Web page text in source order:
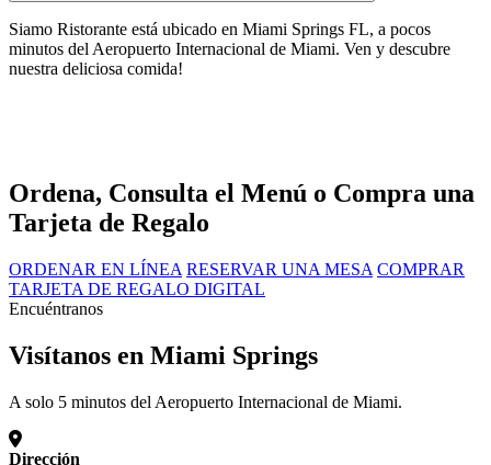
Siamo Ristorante está ubicado en Miami Springs FL, a pocos
minutos del Aeropuerto Internacional de Miami. Ven y descubre
nuestra deliciosa comida!
Ordena, Consulta el Menú o Compra una
Tarjeta de Regalo
ORDENAR EN LÍNEA RESERVAR UNA MESA COMPRAR
TARJETA DE REGALO DIGITAL
Encuéntranos
Visítanos en Miami Springs
A solo 5 minutos del Aeropuerto Internacional de Miami.
Dirección